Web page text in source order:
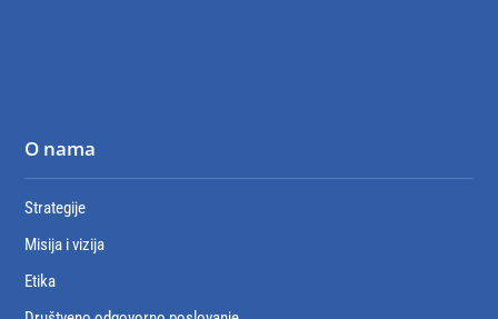
O nama
Strategije
Misija i vizija
Etika